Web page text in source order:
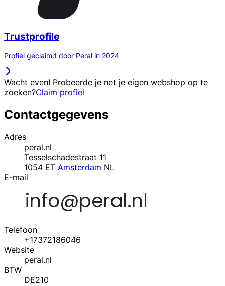
Trustprofile
Profiel geclaimd door Peral in 2024
Wacht even! Probeerde je net je eigen webshop op te
zoeken?Claim profiel
Contactgegevens
Adres
peral.nl
Tesselschadestraat 11
1054 ET Amsterdam NL
E-mail
Telefoon
+17372186046
Website
peral.nl
BTW
DE210